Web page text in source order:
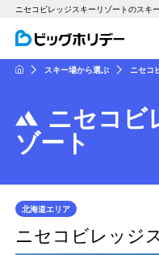
ニセコビレッジスキーリゾートのスキ
HOMEスキー場から選ぶ ニセコ
ニセコビ
ゾート
北海道エリア
ニセコビレッジ